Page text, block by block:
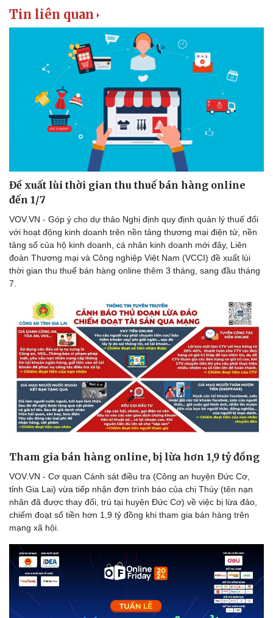
Doanh nghiệp
Thông tin doanh nghiệp
Doanh nghiệp 24h
Doanh nhân
Vì cộng đồng
Công nghệ
Sành điệu
Tin Công nghệ
Trải nghiệm
Chuyển đổi số
Tin liên quan
Đề xuất lùi thời gian thu thuế bán hàng online
đến 1/7
VOV.VN - Góp ý cho dự thảo Nghị định quy định quản lý thuế đối
với hoạt động kinh doanh trên nền tảng thương mại điện tử, nền
tảng số của hộ kinh doanh, cá nhân kinh doanh mới đây, Liên
đoàn Thương mại và Công nghiệp Việt Nam (VCCI) đề xuất lùi
thời gian thu thuế bán hàng online thêm 3 tháng, sang đầu tháng
7.
Tham gia bán hàng online, bị lừa hơn 1,9 tỷ đồng
VOV.VN - Cơ quan Cảnh sát điều tra (Công an huyện Đức Cơ,
tỉnh Gia Lai) vừa tiếp nhận đơn trình báo của chị Thúy (tên nạn
nhân đã được thay đổi, trú tại huyện Đức Cơ) về việc bị lừa đảo,
chiếm đoạt số tiền hơn 1,9 tỷ đồng khi tham gia bán hàng trên
mạng xã hội.